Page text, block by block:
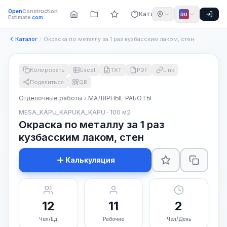
OpenConstruction
Estimate.com Каталог RU
Каталог Окраска по металлу за 1 раз кузбасским лаком, стен
Копировать Excel TXT PDF
Link
Поделиться
QR
Отделочные работы
МАЛЯРНЫЕ РАБОТЫ
MESA_KAPU_KAPUKA_KAPU · 100 м2
Окраска по металлу за 1 раз
кузбасским лаком, стен
Калькуляция
12
Чел/Ед
11
Рабочие
2
Чел/День